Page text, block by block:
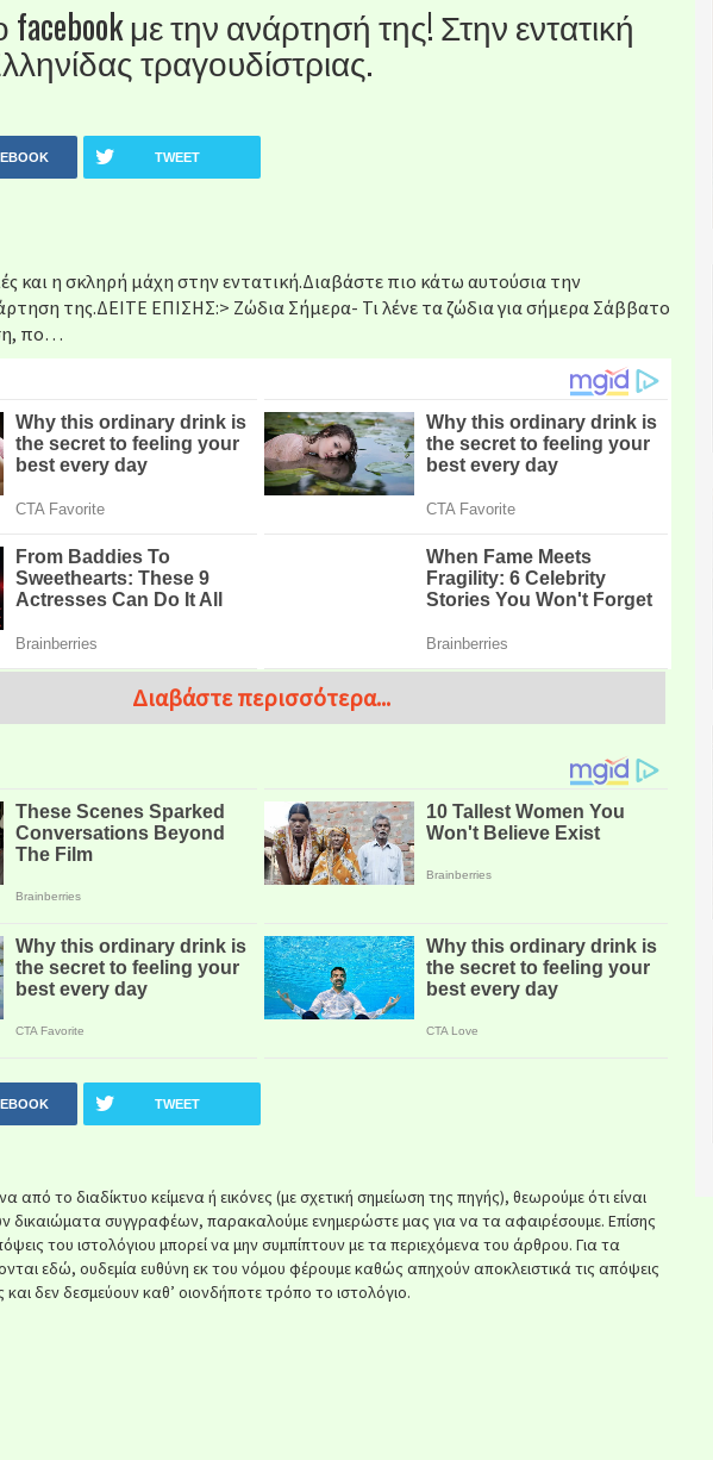
με την ανάρτησή της! Στην εντατική
τραγουδίστριας.
TWEET
και η σκληρή μάχη στην εντατική.Διαβάστε πιο κάτω αυτούσια την
της.ΔΕΙΤΕ ΕΠΙΣΗΣ:> Zώδια Σήμερα- Τι λένε τα ζώδια για σήμερα Σάββατο
πο…
Διαβάστε περισσότερα...
TWEET
το διαδίκτυο κείμενα ή εικόνες (με σχετική σημείωση της πηγής), θεωρούμε ότι είναι
δικαιώματα συγγραφέων, παρακαλούμε ενημερώστε μας για να τα αφαιρέσουμε. Επίσης
του ιστολόγιου μπορεί να μην συμπίπτουν με τα περιεχόμενα του άρθρου. Για τα
εδώ, ουδεμία ευθύνη εκ του νόμου φέρουμε καθώς απηχούν αποκλειστικά τις απόψεις
δεν δεσμεύουν καθ’ οιονδήποτε τρόπο το ιστολόγιο.